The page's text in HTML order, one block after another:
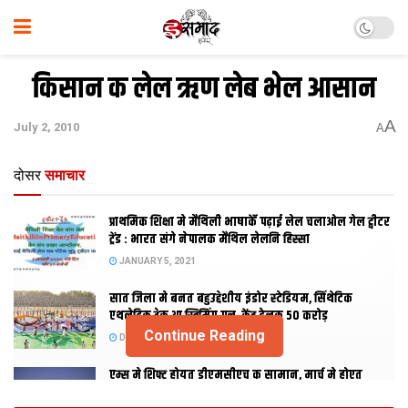
किसान क लेल ऋण लेब भेल आसान
July 2, 2010 AA
दोसर समाचार
प्राथमिक शि‍क्षा मे मैथि‍ली भाषाकेँ पढ़ाई लेल चलाओल गेल ट्वीटर
ट्रेंड : भारत संगे नेपालक मैथिल लेलनि हिस्सा
JANUARY 5, 2021
सात जिला मे बनत बहुउद्देशीय इंडोर स्‍टेडि‍यम, सिंथेटिक
एथलेटिक ट्रेक आ स्विमिंग पुल, केंद्र देलक 50 करोड़
DECEMBER 26, 2020
एम्स मे शिफ्ट होयत डीएमसीएच क सामान, मार्च मे होएत
Continue Reading